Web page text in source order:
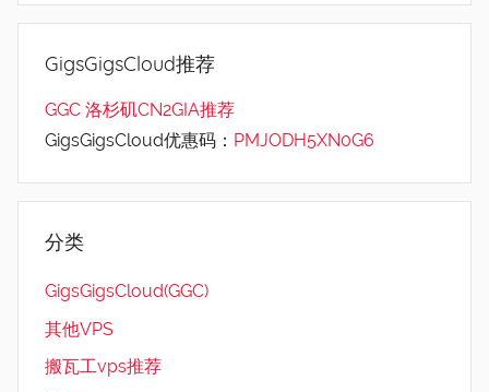
GigsGigsCloud推荐
GGC 洛杉矶CN2GIA推荐
GigsGigsCloud优惠码： PMJODH5XN0G6
分类
GigsGigsCloud(GGC)
其他VPS
搬瓦工vps推荐